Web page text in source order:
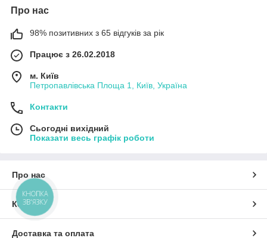
Про нас
98% позитивних з 65 відгуків за рік
Працює з 26.02.2018
м. Київ
Петропавлівська Площа 1, Київ, Україна
Контакти
Сьогодні вихідний
Показати весь графік роботи
Про нас
Контакти
Доставка та оплата
КНОПКА
ЗВ'ЯЗКУ